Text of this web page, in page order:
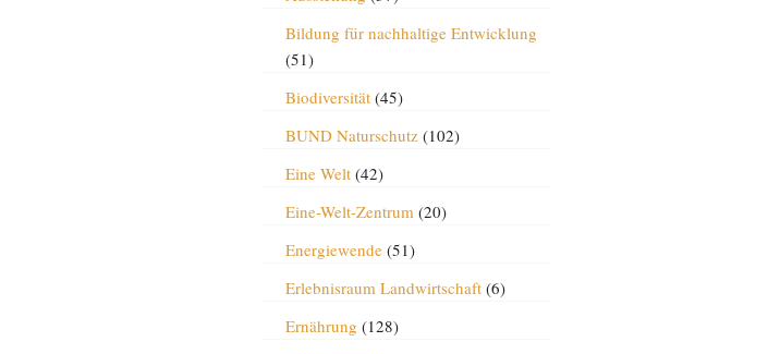
Bildung für nachhaltige Entwicklung
(51)
Biodiversität(45)
BUND Naturschutz(102)
Eine Welt(42)
Eine-Welt-Zentrum(20)
Energiewende(51)
Erlebnisraum Landwirtschaft(6)
Ernährung (128)